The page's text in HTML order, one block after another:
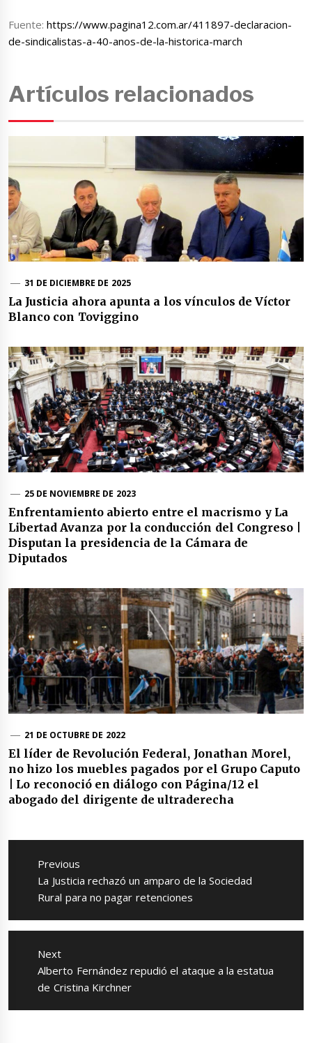
Fuente:https://www.pagina12.com.ar/411897-declaracion-
de-sindicalistas-a-40-anos-de-la-historica-march
Artículos relacionados
31 DE DICIEMBRE DE 2025
La Justicia ahora apunta a los vínculos de Víctor
Blanco con Toviggino
25 DE NOVIEMBRE DE 2023
Enfrentamiento abierto entre el macrismo y La
Libertad Avanza por la conducción del Congreso |
Disputan la presidencia de la Cámara de
Diputados
21 DE OCTUBRE DE 2022
El líder de Revolución Federal, Jonathan Morel,
no hizo los muebles pagados por el Grupo Caputo
| Lo reconoció en diálogo con Página/12 el
abogado del dirigente de ultraderecha
Navegación
entradas
Previous
Previous
post:
La Justicia rechazó un amparo de la Sociedad
Rural para no pagar retenciones
Next
Next
post:
Alberto Fernández repudió el ataque a la estatua
de Cristina Kirchner